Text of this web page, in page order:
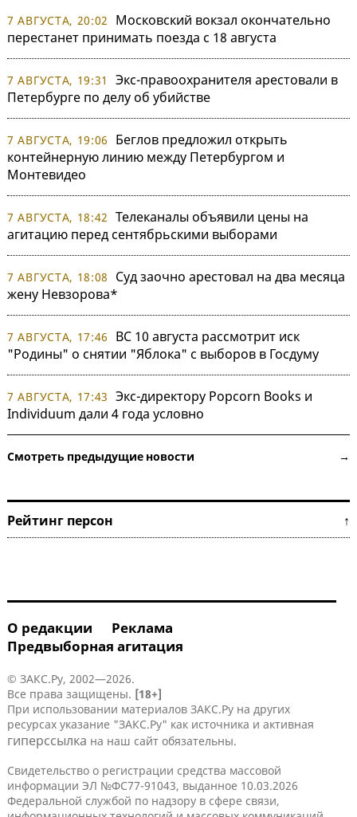
7 АВГУСТА, 20:02
Московский вокзал окончательно
перестанет принимать поезда с 18 августа
7 АВГУСТА, 19:31
Экс-правоохранителя арестовали в
Петербурге по делу об убийстве
7 АВГУСТА, 19:06
Беглов предложил открыть
контейнерную линию между Петербургом и
Монтевидео
7 АВГУСТА, 18:42 Телеканалы объявили цены на
агитацию перед сентябрьскими выборами
7 АВГУСТА, 18:08
Суд заочно арестовал на два месяца
жену Невзорова*
7 АВГУСТА, 17:46
ВС 10 августа рассмотрит иск
"Родины" о снятии "Яблока" с выборов в Госдуму
7 АВГУСТА, 17:43 Экс-директору Popcorn Books и
Individuum дали 4 года условно
Смотреть предыдущие новости →
Рейтинг персон ↑
О редакции
Реклама
Предвыборная агитация
© ЗАКС.Ру, 2002—2026.
Все права защищены. [18+]
При использовании материалов ЗАКС.Ру на других
ресурсах указание "ЗАКС.Ру" как источника и активная
гиперссылка на наш сайт обязательны.
Свидетельство о регистрации средства массовой
информации ЭЛ №ФС77-91043, выданное 10.03.2026
Федеральной службой по надзору в сфере связи,